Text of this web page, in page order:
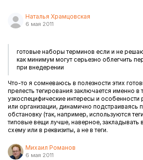
Наталья Храмцовская
6 мая 2011
готовые наборы терминов если и не
как минимум могут серьезно облегчить
при внедерении
Что-то я сомневаюсь в полезности этих
прелесть тегирования заключается именно в
узкоспецифические интересы и
или организации, динамично
обстановку (так, например, используются
типовые вещи лучше, наверное, закладывать
схему или в реквизиты, а не в теги.
Михаил Романов
6 мая 2011